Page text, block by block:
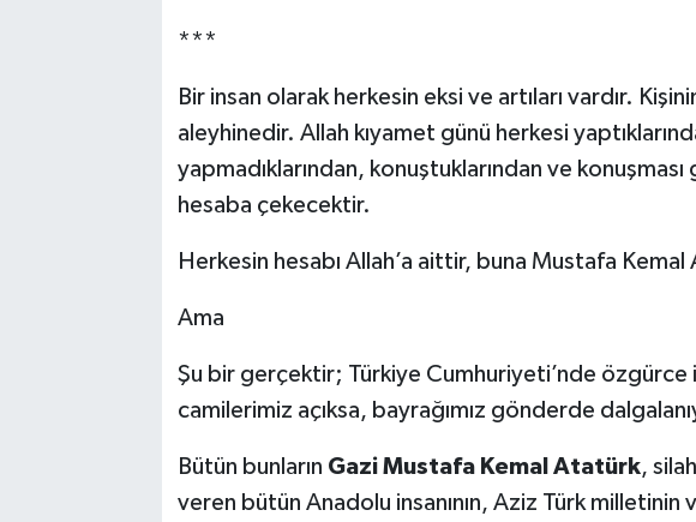
***
Bir insan olarak herkesin eksi ve artıları vardır.
aleyhinedir. Allah kıyamet günü herkesi
yapmadıklarından, konuştuklarından ve
hesaba çekecektir.
Herkesin hesabı Allah’a aittir, buna Mustafa
Ama
Şu bir gerçektir; Türkiye Cumhuriyeti’nde
camilerimiz açıksa, bayrağımız gönderde
Bütün bunların Gazi Mustafa Kemal Atatürk,
veren bütün Anadolu insanının, Aziz Türk